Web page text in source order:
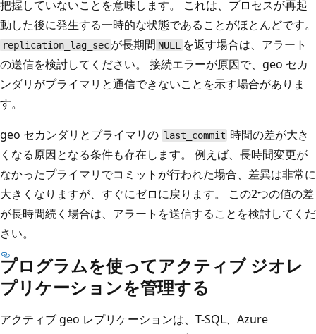
把握していないことを意味します。 これは、プロセスが再起
動した後に発生する一時的な状態であることがほとんどです。
replication_lag_sec が長期間 NULL を返す場合は、アラート
の送信を検討してください。 接続エラーが原因で、geo セカ
ンダリがプライマリと通信できないことを示す場合がありま
す。
geo セカンダリとプライマリの last_commit 時間の差が大き
くなる原因となる条件も存在します。 例えば、長時間変更が
なかったプライマリでコミットが行われた場合、差異は非常に
大きくなりますが、すぐにゼロに戻ります。 この2つの値の差
が長時間続く場合は、アラートを送信することを検討してくだ
さい。
プログラムを使ってアクティブ ジオレ
プリケーションを管理する
アクティブ geo レプリケーションは、T-SQL、Azure